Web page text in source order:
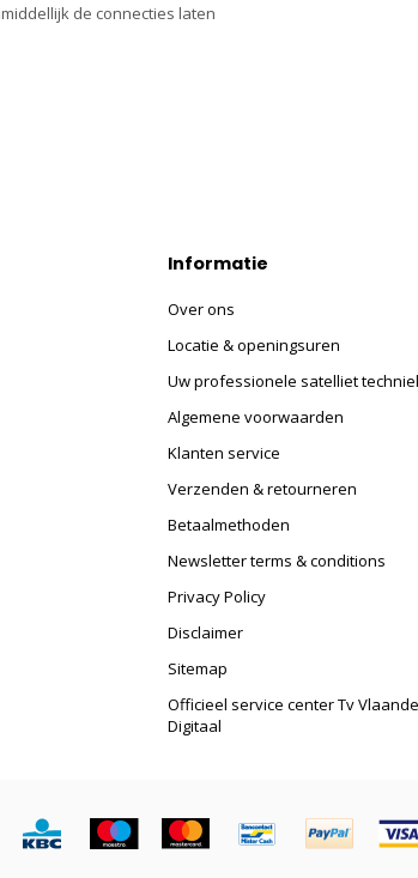
de connecties laten
Informatie
Over ons
Locatie & openingsuren
Uw professionele satelliet
Algemene voorwaarden
Klanten service
Verzenden & retourneren
Betaalmethoden
Newsletter terms & conditions
Privacy Policy
Disclaimer
Sitemap
Officieel service center Tv
Digitaal